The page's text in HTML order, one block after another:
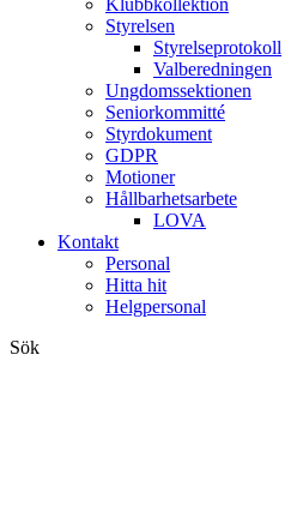
Klubbkollektion
Styrelsen
Styrelseprotokoll
Valberedningen
Ungdomssektionen
Seniorkommitté
Styrdokument
GDPR
Motioner
Hållbarhetsarbete
LOVA
Kontakt
Personal
Hitta hit
Helgpersonal
Sök